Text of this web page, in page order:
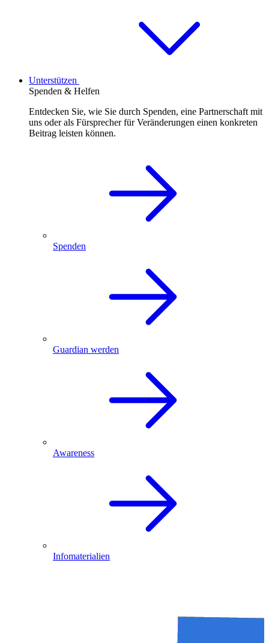
Unterstützen
Spenden & Helfen
Entdecken Sie, wie Sie durch Spenden, eine Partnerschaft mit
uns oder als Fürsprecher für Veränderungen einen konkreten
Beitrag leisten können.
Spenden
Guardian werden
Awareness
Infomaterialien